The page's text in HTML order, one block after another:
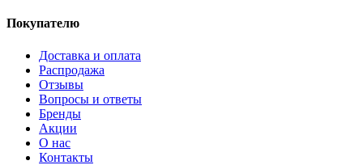
Покупателю
Доставка и оплата
Распродажа
Отзывы
Вопросы и ответы
Бренды
Акции
О нас
Контакты